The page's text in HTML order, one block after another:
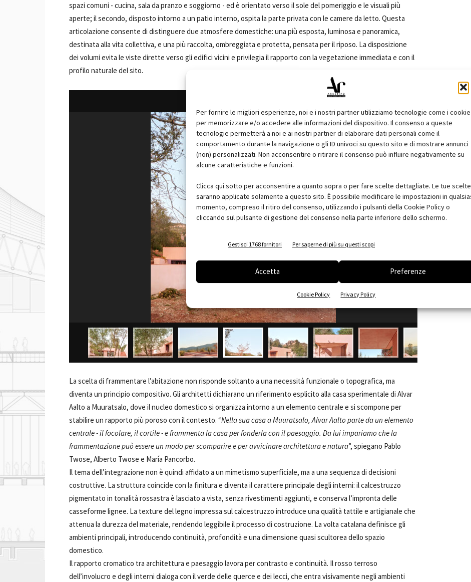
Per fornire le migliori esperienze, noi e i nostri partner utilizziamo tecnologie come i cookie
per memorizzare e/o accedere alle informazioni del dispositivo. Il consenso a queste
tecnologie permetterà a noi e ai nostri partner di elaborare dati personali come il
comportamento durante la navigazione o gli ID univoci su questo sito e di mostrare annunci
(non) personalizzati. Non acconsentire o ritirare il consenso può influire negativamente su
alcune caratteristiche e funzioni.
Clicca qui sotto per acconsentire a quanto sopra o per fare scelte dettagliate. Le tue scelte
saranno applicate solamente a questo sito. È possibile modificare le impostazioni in
momento, compreso il ritiro del consenso, utilizzando i pulsanti della Cookie Policy o
cliccando sul pulsante di gestione del consenso nella parte inferiore dello schermo.
Gestisci 1768 fornitori Per saperne di più su questi scopi
Accetta Preferenze
Cookie Policy Privacy Policy
spazi comuni - cucina, sala da pranzo e soggiorno - ed è orientato verso il sole del pomeriggio e le visuali più
aperte; il secondo, disposto intorno a un patio interno, ospita la parte privata con le camere da letto. Questa
articolazione consente di distinguere due atmosfere domestiche: una più esposta, luminosa e panoramica,
destinata alla vita collettiva, e una più raccolta, ombreggiata e protetta, pensata per il riposo. La disposizione
dei volumi evita le viste dirette verso gli edifici vicini e privilegia il rapporto con la vegetazione immediata e con il
profilo naturale del sito.
La scelta di frammentare l’abitazione non risponde soltanto a una necessità funzionale o topografica, ma
diventa un principio compositivo. Gli architetti dichiarano un riferimento esplicito alla casa sperimentale di Alvar
Aalto a Muuratsalo, dove il nucleo domestico si organizza intorno a un elemento centrale e si scompone per
stabilire un rapporto più poroso con il contesto. “Nella sua casa a Muuratsalo, Alvar Aalto parte da un elemento
centrale - il focolare, il cortile - e frammenta la casa per fonderla con il paesaggio. Da lui impariamo che la
frammentazione può essere un modo per scomparire e per avvicinare architettura e natura”, spiegano Pablo
Twose, Alberto Twose e María Pancorbo.
Il tema dell’integrazione non è quindi affidato a un mimetismo superficiale, ma a una sequenza di decisioni
costruttive. La struttura coincide con la finitura e diventa il carattere principale degli interni: il calcestruzzo
pigmentato in tonalità rossastra è lasciato a vista, senza rivestimenti aggiunti, e conserva l’impronta delle
casseforme lignee. La texture del legno impressa sul calcestruzzo introduce una qualità tattile e artigianale che
attenua la durezza del materiale, rendendo leggibile il processo di costruzione. La volta catalana definisce gli
ambienti principali, introducendo continuità, profondità e una dimensione quasi scultorea dello spazio
domestico.
Il rapporto cromatico tra architettura e paesaggio lavora per contrasto e continuità. Il rosso terroso
dell’involucro e degli interni dialoga con il verde delle querce e dei lecci, che entra visivamente negli ambienti